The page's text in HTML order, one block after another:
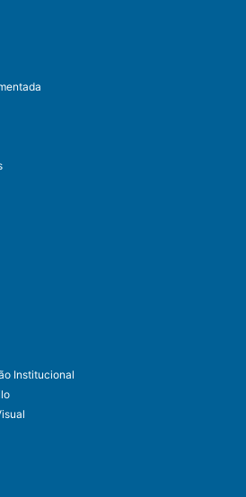
Institucional